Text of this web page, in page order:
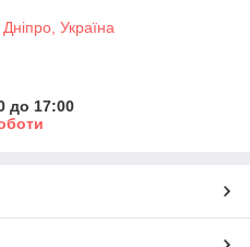
Україна
до 17:00